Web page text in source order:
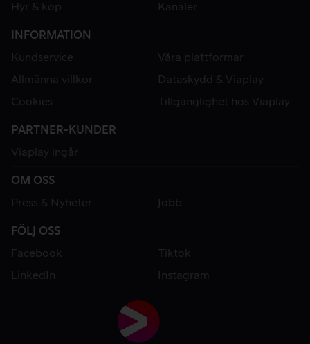
Hyr & köp
Kanaler
INFORMATION
Kundservice
Våra plattformar
Allmänna villkor
Dataskydd & Viaplay
Cookies
Tillgänglighet hos Viaplay
PARTNER-KUNDER
Viaplay ingår
OM OSS
Press & Nyheter
Jobb
FÖLJ OSS
Facebook
Tiktok
LinkedIn
Instagram